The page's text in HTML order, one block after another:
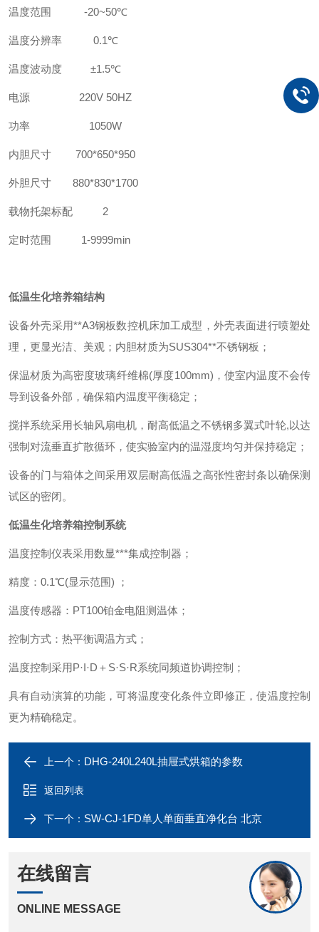
温度范围 -20~50℃
温度分辨率 0.1℃
温度波动度 ±1.5℃
电源 220V 50HZ
功率 1050W
内胆尺寸 700*650*950
外胆尺寸 880*830*1700
载物托架标配 2
定时范围 1-9999min
低温生化培养箱结构
设备外壳采用**A3钢板数控机床加工成型，外壳表面进行喷塑处
理，更显光洁、美观；内胆材质为SUS304**不锈钢板；
保温材质为高密度玻璃纤维棉(厚度100mm) ，使室内温度不会传
导到设备外部，确保箱内温度平衡稳定；
搅拌系统采用长轴风扇电机，耐高低温之不锈钢多翼式叶轮,以达
强制对流垂直扩散循环，使实验室内的温湿度均匀并保持稳定；
设备的门与箱体之间采用双层耐高低温之高张性密封条以确保测
试区的密闭。
低温生化培养箱控制系统
温度控制仪表采用数显***集成控制器；
精度： 0.1℃(显示范围) ；
温度传感器： PT100铂金电阻测温体；
控制方式：热平衡调温方式；
温度控制采用P·I·D ＋ S·S·R系统同频道协调控制；
具有自动演算的功能，可将温度变化条件立即修正，使温度控制
更为精确稳定。
上一个： DHG-240L240L抽屉式烘箱的参数
返回列表
下一个： SW-CJ-1FD单人单面垂直净化台 北京
在线留言
ONLINE MESSAGE